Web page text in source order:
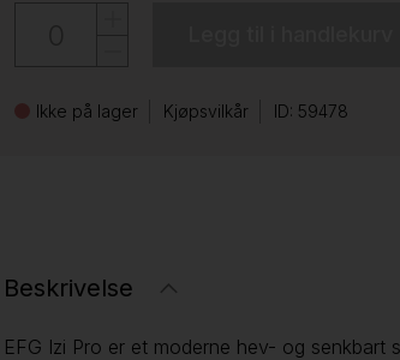
Ikke på lager Kjøpsvilkår ID: 59478
Beskrivelse
EFG Izi Pro er et moderne hev- og senkbart